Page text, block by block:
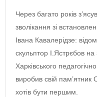
Через багато років
зволікання зі
Івана Кавалерідзе:
скульптор І.Ястрєбов
Харківського
виробив свій пам’ятник
хотів бути першим.